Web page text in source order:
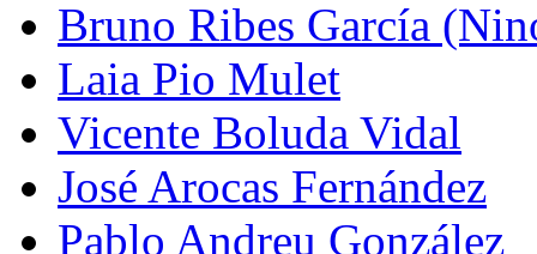
Bruno Ribes García
Laia Pio Mulet
Vicente Boluda Vidal
José Arocas Fernández
Pablo Andreu González